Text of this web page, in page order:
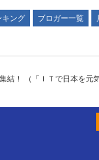
キング ブロガー一覧
結！ （「ＩＴで日本を